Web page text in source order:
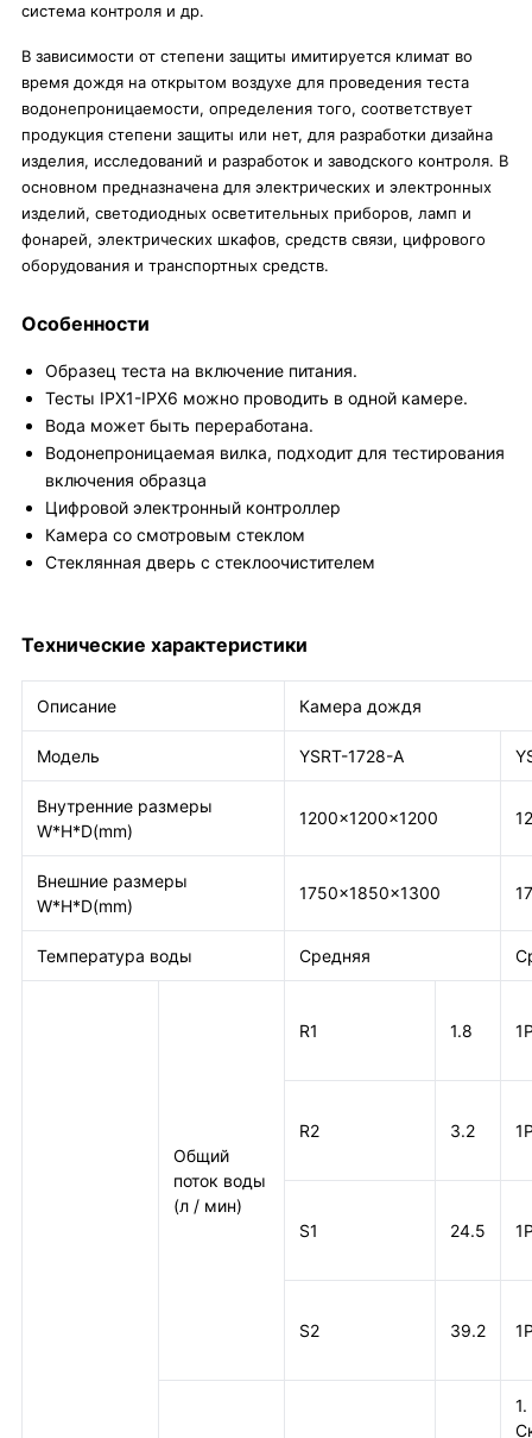
система контроля и др.
В зависимости от степени защиты имитируется климат во
время дождя на открытом воздухе для проведения теста
водонепроницаемости, определения того, соответствует
продукция степени защиты или нет, для разработки дизайна
изделия, исследований и разработок и заводского контроля. В
основном предназначена для электрических и электронных
изделий, светодиодных осветительных приборов, ламп и
фонарей, электрических шкафов, средств связи, цифрового
оборудования и транспортных средств.
Особенности
Образец теста на включение питания.
Тесты IPX1-IPX6 можно проводить в одной камере.
Вода может быть переработана.
Водонепроницаемая вилка, подходит для тестирования
включения образца
Цифровой электронный контроллер
Камера со смотровым стеклом
Стеклянная дверь с стеклоочистителем
Технические характеристики
Описание Камера дождя
Модель YSRT-1728-A
Внутренние размеры
W*H*D(mm)
1200×1200×1200
Внешние размеры
W*H*D(mm)
1750×1850×1300
Температура воды Средняя
Общий
поток воды
(л / мин)
R1 1.8
R2 3.2
S1 24.5
S2 39.2
1.